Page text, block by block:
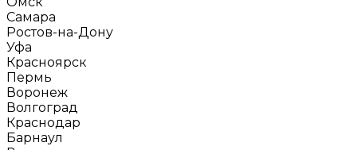
Самара
Ростов-на-Дону
Уфа
Красноярск
Пермь
Воронеж
Волгоград
Краснодар
Барнаул